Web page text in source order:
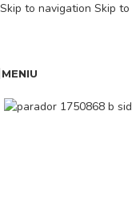
Skip to navigation Skip
MENIU